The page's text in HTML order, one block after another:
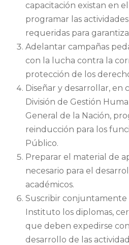
capacitación existan en
programar las
requeridas para
Adelantar campañas
con la lucha contra la
protección de los
Diseñar y desarrollar, en
División de Gestión
General de la Nación,
reinducción para los
Público.
Preparar el material de
necesario para el
académicos.
Suscribir conjuntamente
Instituto los diplomas,
que deben expedirse
desarrollo de las